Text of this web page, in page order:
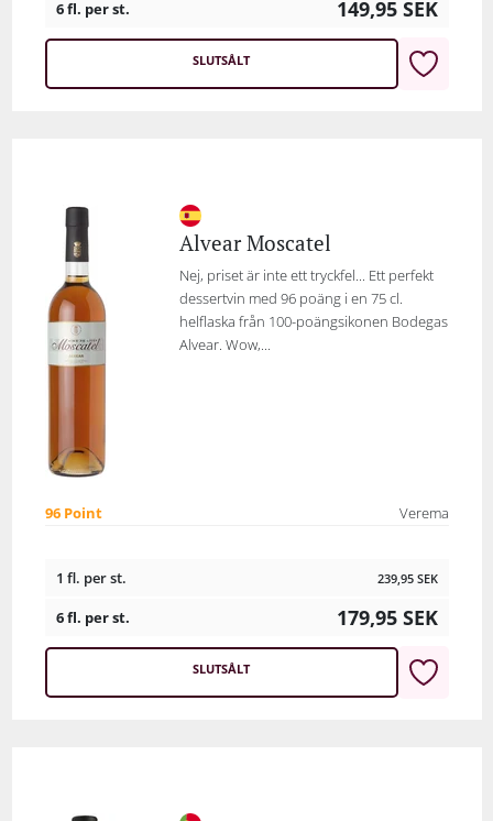
6 fl. per st. 149,95 SEK
SLUTSÅLT
Alvear Moscatel
Nej, priset är inte ett tryckfel... Ett perfekt
dessertvin med 96 poäng i en 75 cl.
helflaska från 100-poängsikonen Bodegas
Alvear. Wow,...
96 Point Verema
1 fl. per st. 239,95 SEK
6 fl. per st. 179,95 SEK
SLUTSÅLT